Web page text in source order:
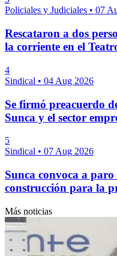
Policiales y Judiciales • 07
Rescataron a dos
la corriente en el
4
Sindical • 04 Aug 2026
Se firmó preacuerdo
Sunca y el sector
5
Sindical • 07 Aug 2026
Sunca convoca a
construcción para la
Más noticias